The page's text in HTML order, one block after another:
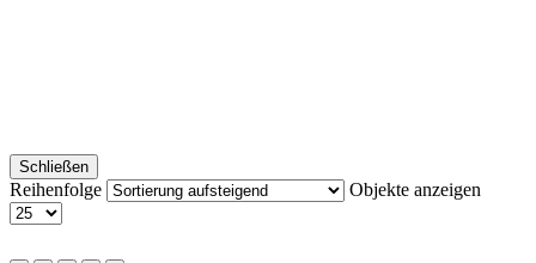
Schließen
Reihenfolge Objekte anzeigen